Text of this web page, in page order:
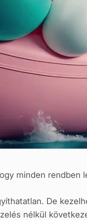
minden rendben
De
nélkül